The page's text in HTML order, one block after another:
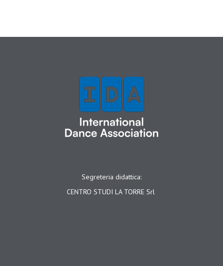
Segreteria didattica:
CENTRO STUDI LA TORRE Srl